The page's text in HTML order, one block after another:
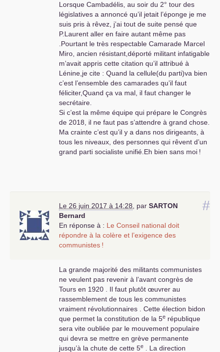
L’impopularité de Sarko a permis
l’arrivée du frère ennemi bourgeois
Hollande qui a aggravé encore plus
les reculs sociaux à la grande joie
du Medef . Mais l’impopularité de
Hollande a amené la bourgeoisie à
changer de cheval avec Macron
aidé par les troupesPSsociaux-
libéraux et les JuppéistesLR
associés aux centristes Modem .
structurelles sur le travail , les
retraites , les collectivités
territoriales vont s’amplifier plus
rapidement car la concurrence
économique sauvage du
(chine et Inde essentiellement) .
Notre parti doit donc retrouver très
vite une force militante
révolutionnaire car nos adversaires
se sont donné maximum 18 mois
le syndicalisme de classe va être
mis à rude épreuve car l’objectif du
gouvernement Macron-Philippe est
de le détruire au profit d’un
syndicalisme sous la botte
gouvernementale . Alors il ne faut
plus tergiverser pour empêcher par
toutes sortes d’action ce
gouvernement de gouverner .
Lorsque Cambadélis, au soir du 2° tour des
législatives a annoncé qu’il jetait l’éponge je me
suis pris à rêvez, j’ai tout de suite pensé que
P.Laurent aller en faire autant même pas
.Pourtant le très respectable Camarade Marcel
Miro, ancien résistant,déporté militant infatigable
m’avait appris cette citation qu’il attribué à
Lénine,je cite : Quand la cellule(du parti)va bien
c’est l’ensemble des camarades qu’il faut
féliciter,Quand ça va mal, il faut changer le
secrétaire.
Si c’est la même équipe qui prépare le Congrès
de 2018, il ne faut pas s’attendre à grand chose.
Ma crainte c’est qu’il y a dans nos dirigeants, à
tous les niveaux, des personnes qui rêvent d’un
grand parti socialiste unifié.Eh bien sans moi !
#
Le 26 juin 2017 à 14:28, par SARTON
Bernard
En réponse à : Le Conseil national doit
répondre à la colère et l’exigence des
communistes !
La grande majorité des militants communistes
ne veulent pas revenir à l’avant congrès de
Tours en 1920 . Il faut plutôt œuvrer au
rassemblement de tous les communistes
vraiment révolutionnaires . Cette élection bidon
que permet la constitution de la 5e république
sera vite oubliée par le mouvement populaire
qui devra se mettre en grève permanente
jusqu’à la chute de cette 5e . La direction